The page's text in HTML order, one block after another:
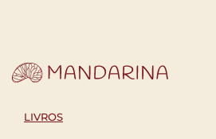
LIVROS